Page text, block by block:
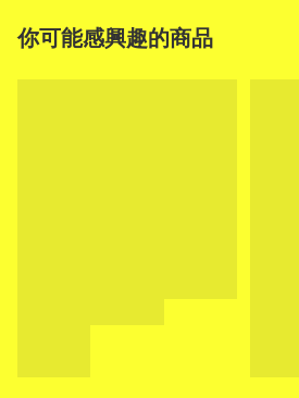
你可能感興趣的商品